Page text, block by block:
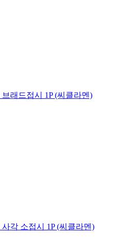
래드접시 1P (씨클라멘)
각 소접시 1P (씨클라멘)